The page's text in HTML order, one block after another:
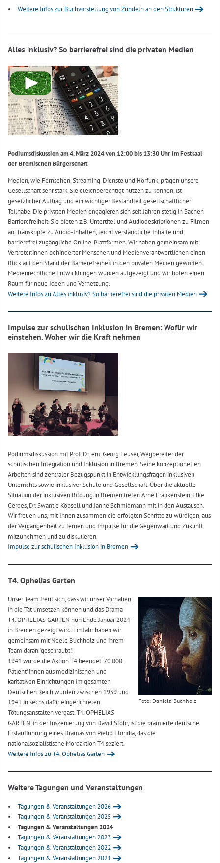
Weitere Infos zur Buchvorstellung von Zündeln an den Strukturen
Alles inklusiv? So barrierefrei sind die privaten Medien
Podiumsdiskussion am 4. März 2024 von 12:00 bis 13:30 Uhr im Festsaal
der Bremischen Bürgerschaft
Medien, wie Fernsehen, Streaming-Dienste und Hörfunk, prägen unsere
Gesellschaft sehr stark. Sie gleichberechtigt nutzen zu können, ist
gesetzlicher Auftrag und ein wichtiger Bestandteil gesellschaftlicher
Teilhabe. Die privaten Medien engagieren sich seit Jahren stetig in Sachen
Barrierefreiheit. Sie bieten z.B. Untertitel und Audiodeskriptionen zu Filmen
an, Transkripte zu Audio-Inhalten, leicht verständliche Inhalte und
barrierefrei zugängliche Online-Plattformen. Wir haben gemeinsam mit
Vertreter:innen behinderter Menschen und Medienverantwortlichen einen
Blick auf den Stand der Barrierefreiheit in den privaten Medien geworfen.
Medienrechtliche Entwicklungen wurden aufgezeigt und wir boten einen
Raum für neue Ideen und Vernetzung.
Weitere Infos zu Alles inklusiv? So barrierefrei sind die privaten Medien
Impulse zur schulischen Inklusion in Bremen: Wofür wir
einstehen. Woher wir die Kraft nehmen
Podiumsdiskussion mit Prof. Dr. em. Georg Feuser, Wegbereiter der
schulischen Integration und Inklusion in Bremen. Seine konzeptionellen
Arbeiten sind zentraler Bezugspunkt in Entwicklungsfragen inklusiven
Unterrichts sowie inklusiver Schule und Gesellschaft. Über die aktuelle
Situation der inklusiven Bildung in Bremen treten Arne Frankenstein, Elke
Gerdes, Dr. Swantje Köbsell und Janne Schmidmann mit in den Austausch.
Wir freuen uns, mit Ihnen zusammen die erfolgten Schritte zu würdigen, aus
der Vergangenheit zu lernen und Impulse für die Gegenwart und Zukunft
mitzunehmen und zu diskutieren.
Impulse zur schulischen Inklusion in Bremen
T4. Ophelias Garten
Foto: Daniela Buchholz
Unser Team freut sich, dass wir unser Vorhaben
in die Tat umsetzen können und das Drama
T4. OPHELIAS GARTEN nun Ende Januar 2024
in Bremen gezeigt wird. Ein Jahr haben wir
gemeinsam mit Neele Buchholz und ihrem
Team daran "geschraubt".
1941 wurde die Aktion T4 beendet. 70 000
Patient*innen aus medizinischen und
karitativen Einrichtungen im gesamten
Deutschen Reich wurden zwischen 1939 und
1941 in sechs dafür eingerichteten
Tötungsanstalten vergast. T4. OPHELIAS
GARTEN, in der Inszenierung von David Stöhr, ist die prämierte deutsche
Erstaufführung eines Dramas von Pietro Floridia, das die
nationalsozialistische Mordaktion T4 seziert.
Weitere Infos zu T4. Ophelias Garten
Weitere Tagungen und Veranstaltungen
Tagungen & Veranstaltungen 2026
Tagungen & Veranstaltungen 2025
Tagungen & Veranstaltungen 2024
Tagungen & Veranstaltungen 2023
Tagungen & Veranstaltungen 2022
Tagungen & Veranstaltungen 2021